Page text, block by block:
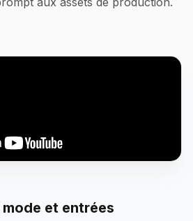
et entrées